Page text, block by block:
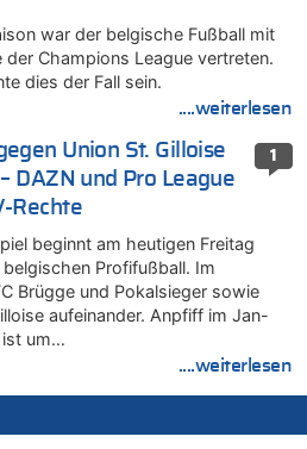
war der belgische Fußball mit
Champions League vertreten.
dies der Fall sein.
....weiterlesen
1
Union St. Gilloise
DAZN und Pro League
Rechte
beginnt am heutigen Freitag
Profifußball. Im
Brügge und Pokalsieger sowie
aufeinander. Anpfiff im Jan-
ist um…
....weiterlesen